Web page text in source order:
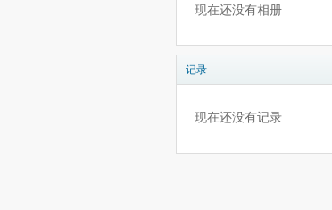
现在还没有相册
记录
现在还没有记录